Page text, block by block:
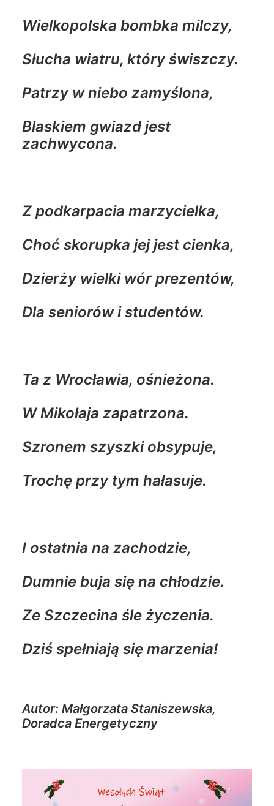
Wielkopolska bombka milczy,
Słucha wiatru, który świszczy.
Patrzy w niebo zamyślona,
Blaskiem gwiazd jest
zachwycona.
Z podkarpacia marzycielka,
Choć skorupka jej jest cienka,
Dzierży wielki wór prezentów,
Dla seniorów i studentów.
Ta z Wrocławia, ośnieżona.
W Mikołaja zapatrzona.
Szronem szyszki obsypuje,
Trochę przy tym hałasuje.
I ostatnia na zachodzie,
Dumnie buja się na chłodzie.
Ze Szczecina śle życzenia.
Dziś spełniają się marzenia!
Autor: Małgorzata Staniszewska,
Doradca Energetyczny